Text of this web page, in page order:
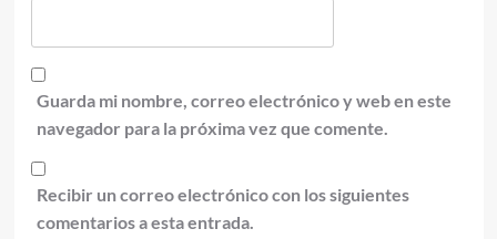
Guarda mi nombre, correo electrónico y web en este
navegador para la próxima vez que comente.
Recibir un correo electrónico con los siguientes
comentarios a esta entrada.